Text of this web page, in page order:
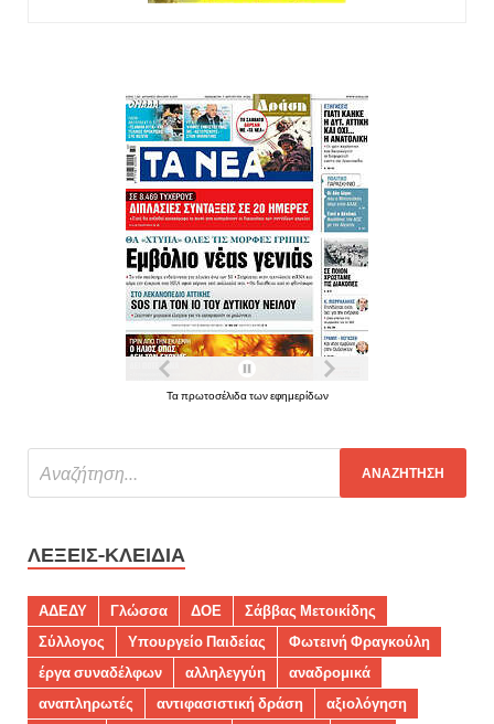
Τα πρωτοσέλιδα των εφημερίδων
ΛΈΞΕΙΣ-ΚΛΕΙΔΙΆ
ΑΔΕΔΥ Γλώσσα ΔΟΕ
Σάββας Μετοικίδης
Σύλλογος
Υπουργείο Παιδείας
Φωτεινή Φραγκούλη
έργα συναδέλφων
αλληλεγγύη
αναδρομικά
αναπληρωτές
αντιφασιστική δράση
αξιολόγηση